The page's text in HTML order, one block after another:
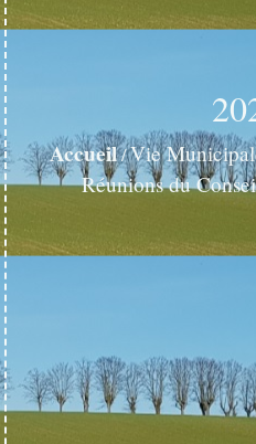
Accueil/Vie
Réunions du